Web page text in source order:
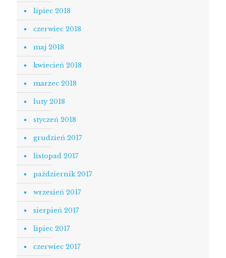
lipiec 2018
czerwiec 2018
maj 2018
kwiecień 2018
marzec 2018
luty 2018
styczeń 2018
grudzień 2017
listopad 2017
październik 2017
wrzesień 2017
sierpień 2017
lipiec 2017
czerwiec 2017